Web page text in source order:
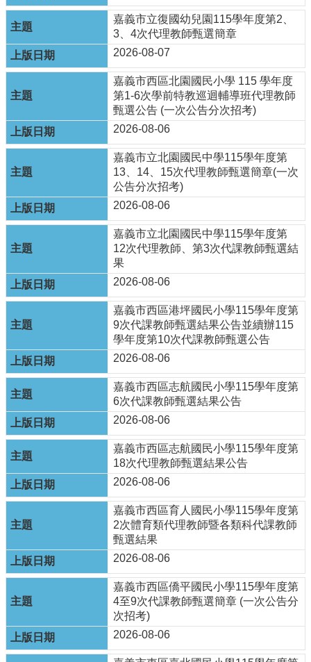
行
政
資
源
服
務
教
學
源
務
技
職
教
育
服
務
社
及
樂
資
源
各
項
路
通
通
資
查
回
首
嘉義市立復國幼兒園115學年度第2、
3、4次代理教師甄選簡章
2026-08-07
嘉義市西區北園國民小學 115 學年度
第1-6次學前特教巡迴輔導班代理教師
甄選公告 (一次公告分次招考)
2026-08-06
嘉義市立北園國民中學115學年度第
13、14、15次代理教師甄選簡章(一次
公告分次招考)
2026-08-06
嘉義市立北園國民中學115學年度第
12次代理教師、第3次代課教師甄選結
果
2026-08-06
嘉義市⻄區港坪國⺠⼩學115學年度第
9次代課教師甄選結果公告並續辦115
學年度第10次代課教師甄選公告
2026-08-06
嘉義市西區志航國民小學115學年度第
6次代課教師甄選結果公告
2026-08-06
嘉義市西區志航國民小學115學年度第
18次代理教師甄選結果公告
2026-08-06
嘉義市西區育人國民小學115學年度第
2次體育類代理教師暨各類科代課教師
甄選結果
2026-08-06
嘉義市西區僑平國民小學115學年度第
4至9次代課教師甄選簡章 (一次公告分
次招考)
2026-08-06